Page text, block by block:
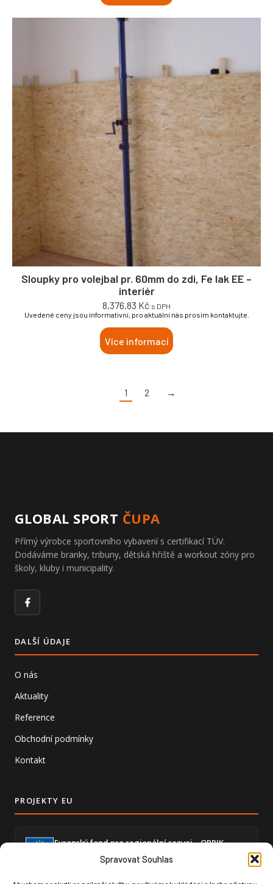
Spravovat Souhlas
Sloupky pro volejbal pr. 60mm do zdi, Fe lak EE –
interiér
8,376.83 Kč s DPH
Uvedené ceny jsou informativní, pro aktuální nás prosím kontaktujte.
Více informací
1 2 →
GLOBAL SPORT ČUPA
Přímý výrobce sportovního vybavení s certifikací TÜV.
Dodáváme branky, tribuny, dětská hřiště a workout zóny pro
školy, kluby i municipality.
Facebook
DALŠÍ ÚDAJE
O nás
Aktuality
Reference
Obchodní podmínky
Kontakt
PROJEKTY EU
Evropský fond pro regionální rozvoj – OPPIK
Zajištění částečné soběstačnosti výrobou elektrické
energie a snížení energetické náročnosti ekonomické